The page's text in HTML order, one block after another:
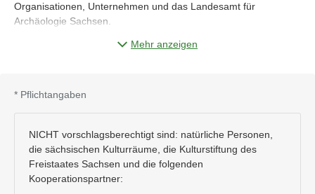
Organisationen, Unternehmen und das Landesamt für
Archäologie Sachsen.
Nicht vorschlagsberechtigtsind: natürliche Personen, die
Nach Abschluss des Vorschlagsverfahrens werden vom SMWK
Eine Absage an nicht berücksichtigte Vorschläge istnicht
vorgesehen. Es wird darauf hingewiesen, dass die eingereichten
Vorschläge die Anzahl der Auszeichnungen möglicherweise
Mehr anzeigen
* Pflichtangaben
NICHT vorschlagsberechtigt sind: natürliche Personen,
die sächsischen Kulturräume, die Kulturstiftung des
Freistaates Sachsen und die folgenden
Kooperationspartner: